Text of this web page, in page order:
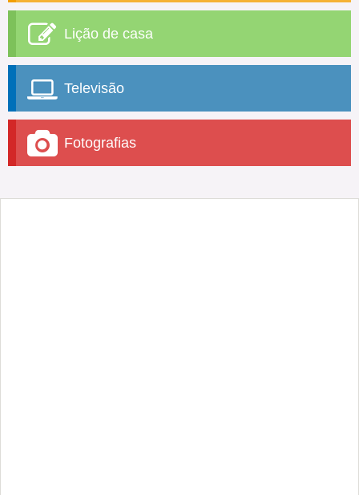
Lição de casa
Televisão
Fotografias